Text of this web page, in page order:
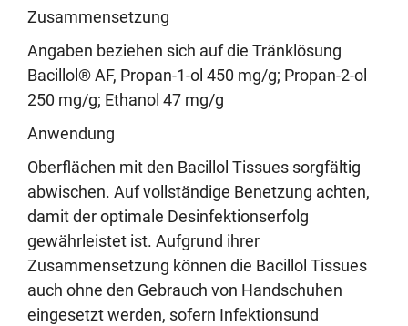
Zusammensetzung
Angaben beziehen sich auf die Tränklösung
Bacillol® AF, Propan-1-ol 450 mg/g; Propan-2-ol
250 mg/g; Ethanol 47 mg/g
Anwendung
Oberflächen mit den Bacillol Tissues sorgfältig
abwischen. Auf vollständige Benetzung achten,
damit der optimale Desinfektionserfolg
gewährleistet ist. Aufgrund ihrer
Zusammensetzung können die Bacillol Tissues
auch ohne den Gebrauch von Handschuhen
eingesetzt werden, sofern Infektionsund